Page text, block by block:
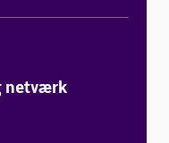
netværk